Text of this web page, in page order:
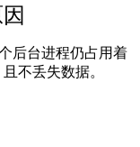
后台进程仍占用着
不丢失数据。